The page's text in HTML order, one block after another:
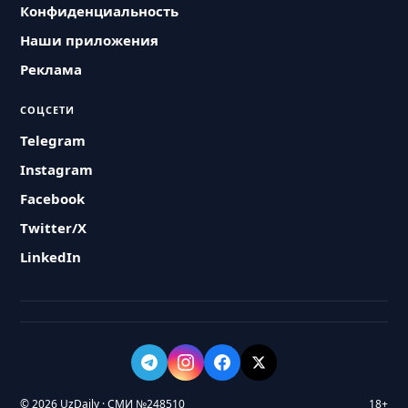
Конфиденциальность
Наши приложения
Реклама
СОЦСЕТИ
Telegram
Instagram
Facebook
Twitter/X
LinkedIn
© 2026 UzDaily · СМИ №248510 18+